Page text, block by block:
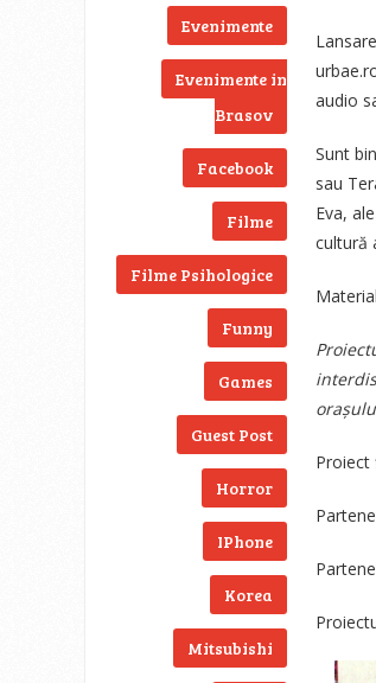
Evenimente
Evenimente in
Brasov
Facebook
Filme
Filme Psihologice
Funny
Games
Guest Post
Horror
IPhone
Korea
Mitsubishi
audio
Sunt
sau
Eva,
cultură
Proiect